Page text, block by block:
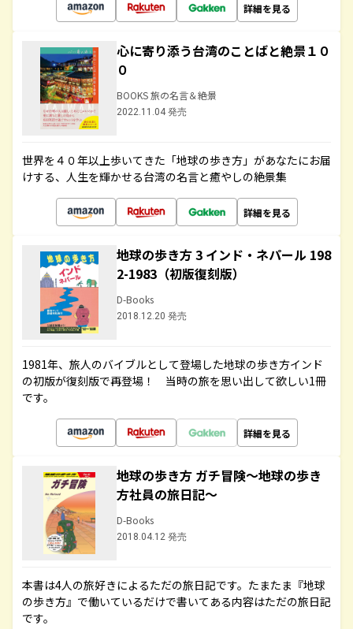
詳細を見る
心に寄り添う台湾のことばと絶景１０
０
BOOKS 旅の名言＆絶景
2022.11.04 発売
世界を４０年以上歩いてきた「地球の歩き方」があなたにお届
けする、人生を輝かせる台湾の名言と癒やしの絶景集
詳細を見る
地球の歩き方 3 インド・ネパール 198
2-1983（初版復刻版）
D-Books
2018.12.20 発売
1981年、旅人のバイブルとして登場した地球の歩き方インド
の初版が復刻版で再登場！ 当時の旅を思い出して欲しい1冊
です。
詳細を見る
地球の歩き方 ガチ冒険～地球の歩き
方社員の旅日記～
D-Books
2018.04.12 発売
本書は4人の旅好きによるただの旅日記です。たまたま『地球
の歩き方』で働いているだけで書いてある内容はただの旅日記
です。